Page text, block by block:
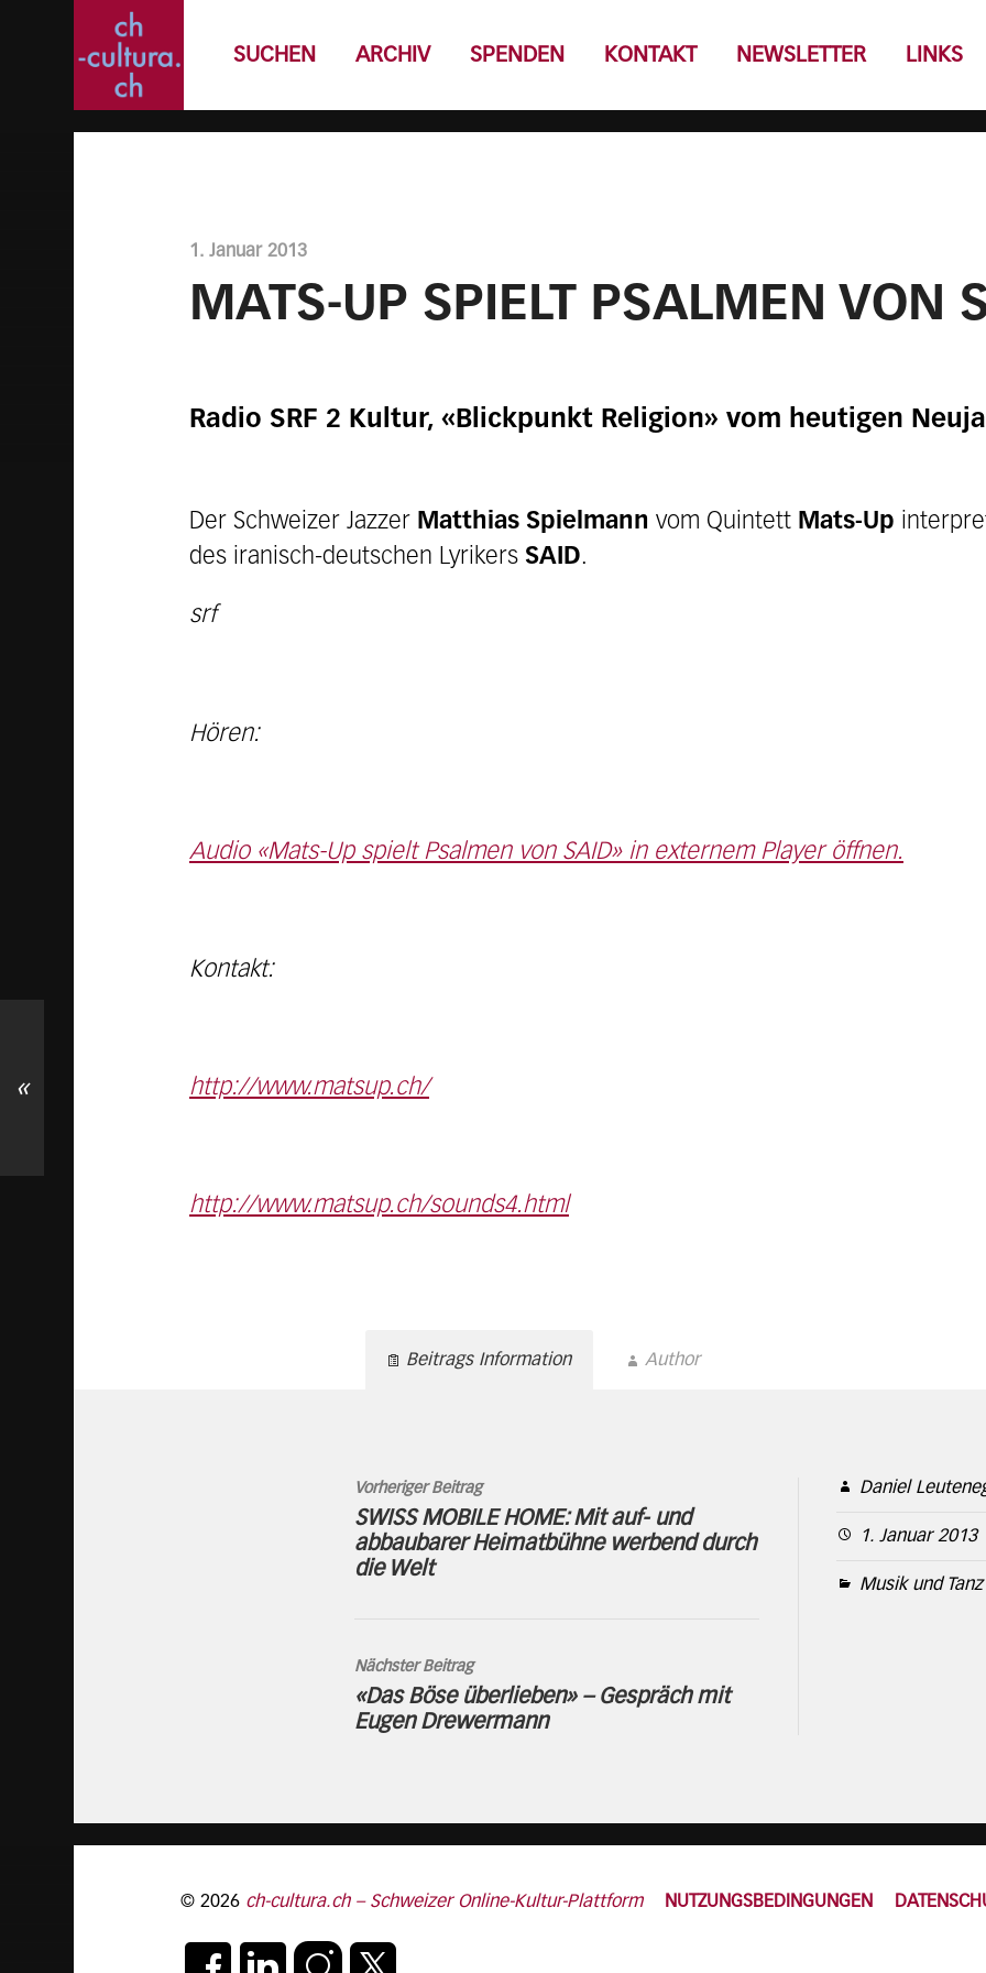
SUCHEN ARCHIV SPENDEN KONTAKT NEWSLETTER LINKS
1. Januar 2013
MATS-UP SPIELT PSALMEN VON
Radio SRF 2 Kultur, «Blickpunkt Religion» vom heutigen
Der Schweizer Jazzer Matthias Spielmann vom Quintett Mats-Up
des iranisch-deutschen Lyrikers SAID.
srf
Hören:
Audio «Mats-Up spielt Psalmen von SAID» in externem Player öffnen.
Kontakt:
http://www.matsup.ch/
http://www.matsup.ch/sounds4.html
Beitrags Information Author
Daniel
1. Januar 2013
Musik und Tanz
Vorheriger Beitrag
SWISS MOBILE HOME: Mit auf- und
abbaubarer Heimatbühne werbend durch
die Welt
Nächster Beitrag
«Das Böse überlieben» – Gespräch mit
Eugen Drewermann
«
© 2026 ch-cultura.ch – Schweizer Online-Kultur-Plattform NUTZUNGSBEDINGUNGEN